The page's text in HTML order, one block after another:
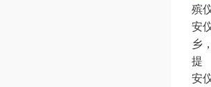
殡
安
乡
提
安